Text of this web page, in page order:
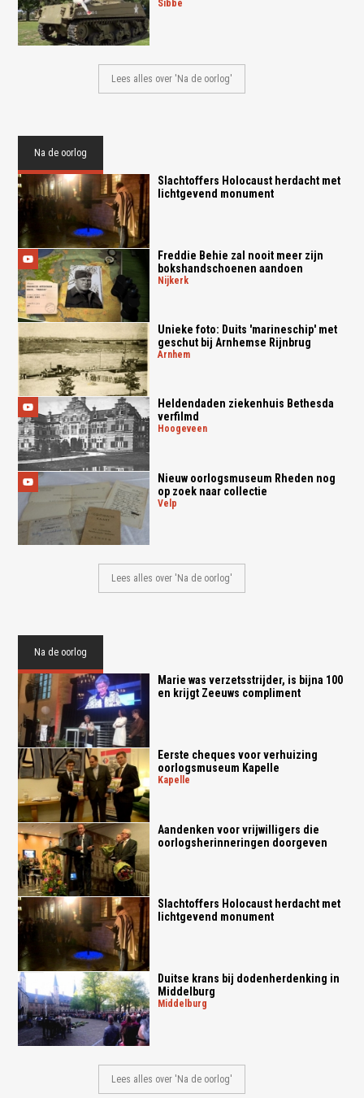
sibbe
Lees alles over 'Na de oorlog'
Na de oorlog
Slachtoffers Holocaust herdacht met
lichtgevend monument
Freddie Behie zal nooit meer zijn
bokshandschoenen aandoen
nijkerk
Unieke foto: Duits 'marineschip' met
geschut bij Arnhemse Rijnbrug
arnhem
Heldendaden ziekenhuis Bethesda
verfilmd
hoogeveen
Nieuw oorlogsmuseum Rheden nog
op zoek naar collectie
velp
Lees alles over 'Na de oorlog'
Na de oorlog
Marie was verzetsstrijder, is bijna 100
en krijgt Zeeuws compliment
Eerste cheques voor verhuizing
oorlogsmuseum Kapelle
kapelle
Aandenken voor vrijwilligers die
oorlogsherinneringen doorgeven
Slachtoffers Holocaust herdacht met
lichtgevend monument
Duitse krans bij dodenherdenking in
Middelburg
middelburg
Lees alles over 'Na de oorlog'